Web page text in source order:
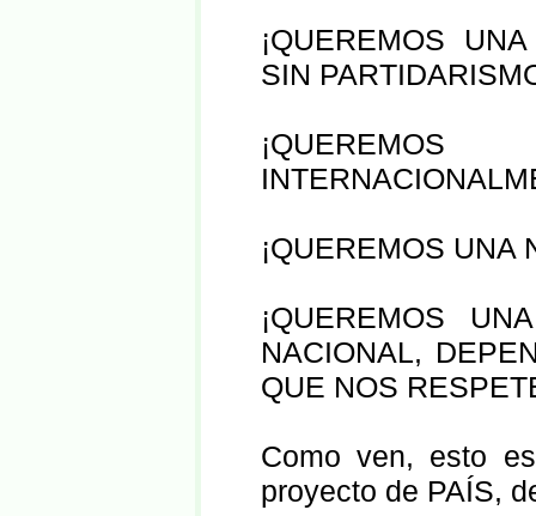
¡QUEREMOS
SIN
¡QUEREMOS UNA
¡QUEREMOS
NACIONAL,
QUE NOS
Como ven, esto
proyecto de PAÍS,